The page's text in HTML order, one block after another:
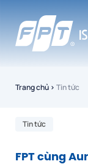
Trang chủ › Tin tức
Tin tức
FPT cùng